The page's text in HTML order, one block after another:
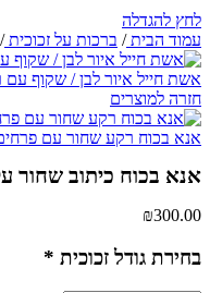
לחץ להגדלה
עמוד הבית/ ברכות על זכוכית/
אשת חייל איור לבן / שקוף עם
חזרה למוצרים
אנא בכוח רקע שחור עם
אנא בכוח כיתוב שחור
₪300.00
בחירת גודל זכוכית *